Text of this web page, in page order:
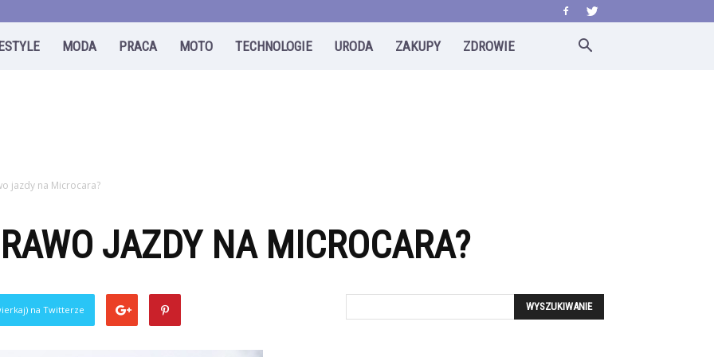
MODA PRACA MOTO TECHNOLOGIE URODA ZAKUPY ZDROWIE
jazdy na Microcara?
JAZDY NA MICROCARA?
na Twitterze